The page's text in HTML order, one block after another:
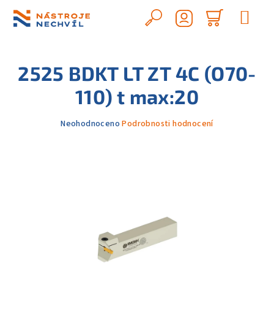
obsah
Hledat
košík
2525 BDKT LT ZT 4C (O70-
110) t max:20
Průměrné
Neohodnoceno Podrobnosti hodnocení